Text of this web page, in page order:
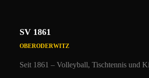
SV 1861
OBERODERWITZ
Seit 1861 – Volleyball, Tischtennis und